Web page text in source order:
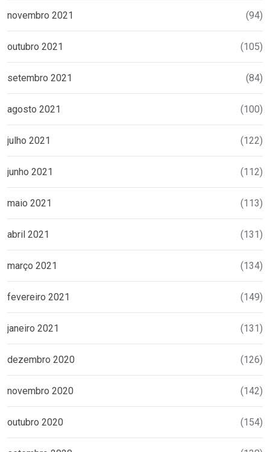
novembro 2021 (94)
outubro 2021 (105)
setembro 2021 (84)
agosto 2021 (100)
julho 2021 (122)
junho 2021 (112)
maio 2021 (113)
abril 2021 (131)
março 2021 (134)
fevereiro 2021 (149)
janeiro 2021 (131)
dezembro 2020 (126)
novembro 2020 (142)
outubro 2020 (154)